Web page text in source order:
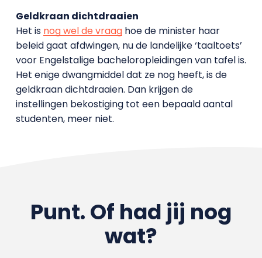
Geldkraan dichtdraaien
Het is nog wel de vraaghoe de minister haar
beleid gaat afdwingen, nu de landelijke ‘taaltoets’
voor Engelstalige bacheloropleidingen van tafel is.
Het enige dwangmiddel dat ze nog heeft, is de
geldkraan dichtdraaien. Dan krijgen de
instellingen bekostiging tot een bepaald aantal
studenten, meer niet.
Punt. Of had jij nog
wat?